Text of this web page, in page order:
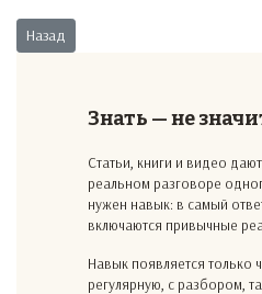
Предыдущий: Не приставай!
Назад
Знать — не
Статьи, книги и видео
реальном разговоре
нужен навык: в самый
включаются привычные
Навык появляется только
регулярную, с разбором,